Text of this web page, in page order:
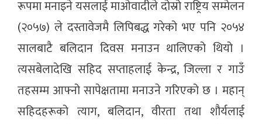
रूपमा मनाइने यसलाई माओवादीले दोस्रो राष्ट्रिय सम्मेलन
(२०५७) ले दस्तावेजमै लिपिबद्ध गरेको भए पनि २०५४
सालबाटै बलिदान दिवस मनाउन थालिएको थियो ।
त्यसबेलादेखि सहिद सप्ताहलाई केन्द्र, जिल्ला र गाउँ
तहसम्म आफ्नो सापेक्षतामा मनाउने गरिएको छ । महान्
सहिदहरूको त्याग, बलिदान, वीरता तथा शौर्यलाई